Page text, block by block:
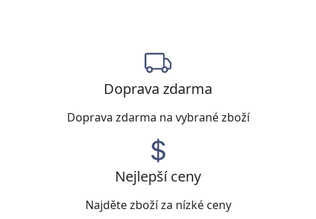
Doprava zdarma
Doprava zdarma na vybrané zboží
Nejlepší ceny
Najděte zboží za nízké ceny